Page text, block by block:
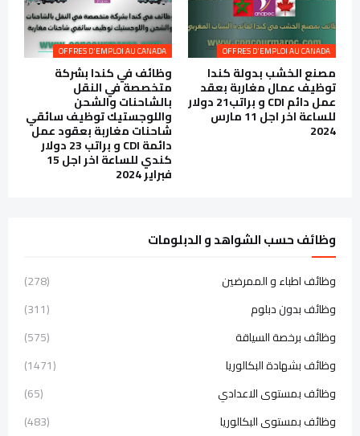
OFFRES D'EMPLOI AU CANADA
مصنع الخشب بدولة كندا
توظيف عمال مغاربة بعقد
عمل دائم CDI و براتب21 دولار
للساعة اخر اجل 11 مارس
2024
OFFRES D'EMPLOI AU CANADA
وظائف في كندا بشركة
متخصصة في النقل
بالشاحنات والشحن
واللوجستيك توظيف سائقي
شاحنات مغاربة بعقود عمل
دائمة CDI و براتب 23 دولار
كندي للساعة اخر اجل 15
فبراير 2024
وظائف حسب الشواهد و الدبلومات
وظائف اطباء و الممرضين
(278)
وظائف بدون دبلوم
(311)
وظائف برخصة السياقة
(575)
وظائف بشهادة البكالوريا
(1471)
وظائف بمستوى الاعدادي
(65)
وظائف بمستوى البكالوريا
(483)